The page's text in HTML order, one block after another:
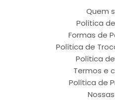
Quem
Política
Formas de
Política de
Política
Termos e
Política de